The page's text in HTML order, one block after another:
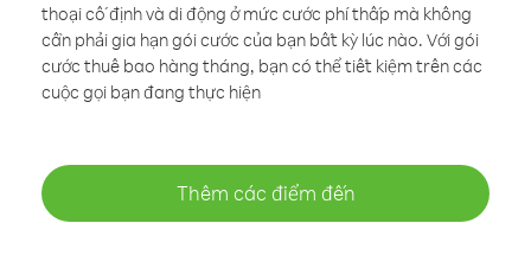
thoại cố định và di động ở mức cước phí thấp mà không
cần phải gia hạn gói cước của bạn bất kỳ lúc nào. Với gói
cước thuê bao hàng tháng, bạn có thể tiết kiệm trên các
cuộc gọi bạn đang thực hiện
Thêm các điểm đến